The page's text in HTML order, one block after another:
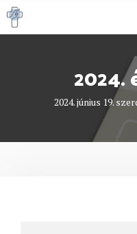
Kilépés
a
2024.
2024. június 19.